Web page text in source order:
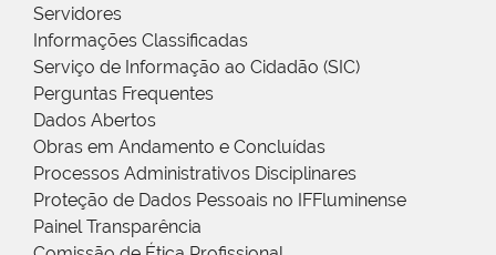
Servidores
Informações Classificadas
Serviço de Informação ao Cidadão (SIC)
Perguntas Frequentes
Dados Abertos
Obras em Andamento e Concluídas
Processos Administrativos Disciplinares
Proteção de Dados Pessoais no IFFluminense
Painel Transparência